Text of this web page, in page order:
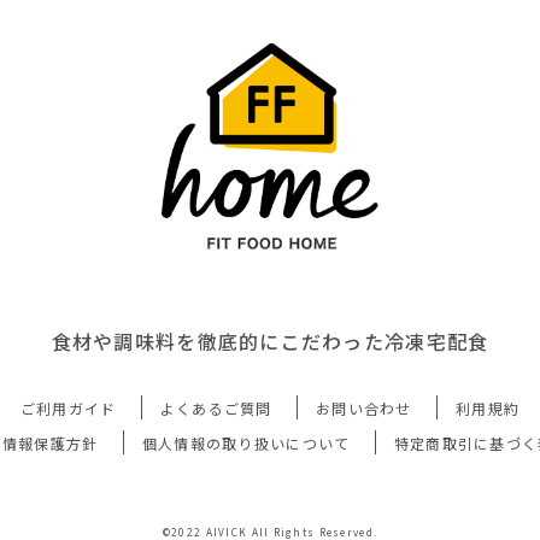
食材や調味料を徹底的にこだわった冷凍宅配食
ご利用ガイド よくあるご質問 お問い合わせ
利用規約
報保護方針
個人情報の取り扱いについて 特定商取引に基づ
©2022 AIVICK All Rights Reserved.